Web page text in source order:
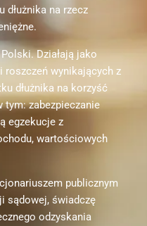
dłużnika na rzecz
Działają jako
roszczeń wynikających z
dłużnika na korzyść
tym: zabezpieczanie
egzekucje z
wartościowych
publicznym
sądowej, świadczę
odzyskania